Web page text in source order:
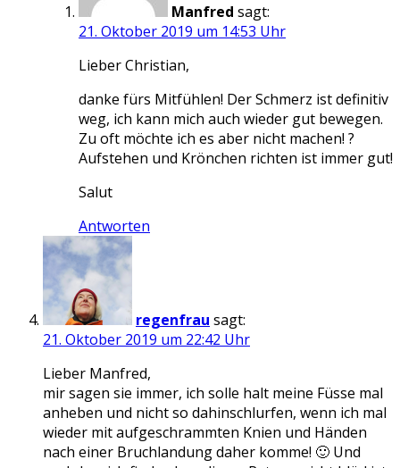
Manfred sagt:
21. Oktober 2019 um 14:53 Uhr
Lieber Christian,
danke fürs Mitfühlen! Der Schmerz ist definitiv
weg, ich kann mich auch wieder gut bewegen.
Zu oft möchte ich es aber nicht machen! ?
Aufstehen und Krönchen richten ist immer gut!
Salut
Antworten
regenfrau sagt:
21. Oktober 2019 um 22:42 Uhr
Lieber Manfred,
mir sagen sie immer, ich solle halt meine Füsse mal
anheben und nicht so dahinschlurfen, wenn ich mal
wieder mit aufgeschrammten Knien und Händen
nach einer Bruchlandung daher komme! 🙂 Und